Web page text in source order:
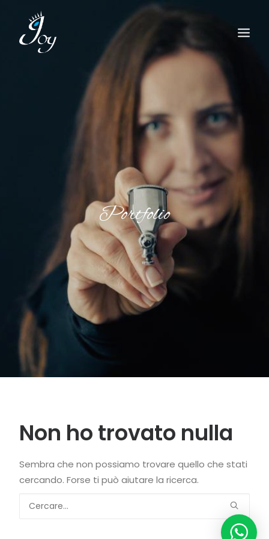
Portfolio
Non ho trovato nulla
Sembra che non possiamo trovare quello che stati
cercando. Forse ti può aiutare la ricerca.